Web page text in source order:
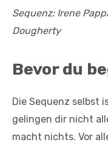
Sequenz: Irene
Dougherty
Bevor du
Die Sequenz selbst
gelingen dir nicht
macht nichts. Vor